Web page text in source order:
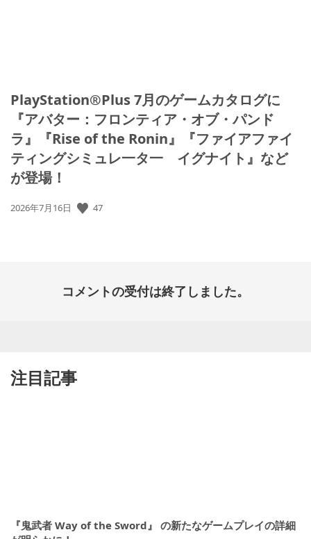
PlayStation®Plus 7月のゲームカタログに
『アバター：フロンティア・オブ・パンド
ラ』『Rise of the Ronin』『ファイアファイ
ティングシミュレ一タ一 イグナイト』など
が登場！
公
2026年7月16日 47
コメントの受付は終了しました。
注目記事
『鬼武者 Way of the Sword』 の新たなゲームプレイの詳細